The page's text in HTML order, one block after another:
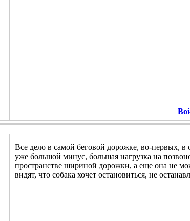
Все дело в самой беговой дорожке, во-первых, в
уже большой минус, большая нагрузка на
пространстве шириной дорожки, а еще она не
видят, что собака хочет остановиться, не